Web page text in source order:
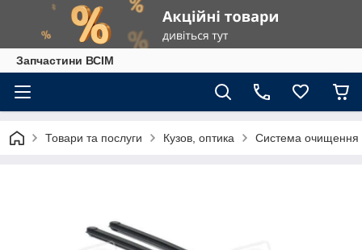
Запчастини ВСІМ
Товари та послуги Кузов, оптика Система очищення